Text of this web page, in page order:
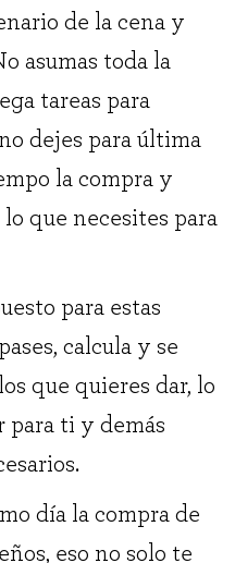
de la cena y
asumas toda la
tareas para
dejes para última
la compra y
que necesites para
para estas
calcula y se
que quieres dar, lo
para ti y demás
día la compra de
eso no solo te